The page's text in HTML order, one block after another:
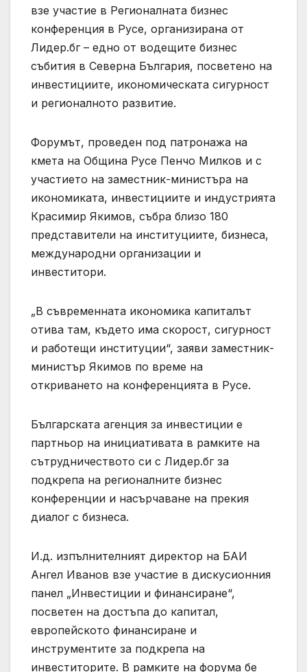
взе участие в Регионалната бизнес
конференция в Русе, организирана от
Лидер.бг – едно от водещите бизнес
събития в Северна България, посветено на
инвестициите, икономическата сигурност
и регионалното развитие.
Форумът, проведен под патронажа на
кмета на Община Русе Пенчо Милков и с
участието на заместник-министъра на
икономиката, инвестициите и индустрията
Красимир Якимов, събра близо 180
представители на институциите, бизнеса,
международни организации и
инвеститори.
„В съвременната икономика капиталът
отива там, където има скорост, сигурност
и работещи институции“, заяви заместник-
министър Якимов по време на
откриването на конференцията в Русе.
Българската агенция за инвестиции е
партньор на инициативата в рамките на
сътрудничеството си с Лидер.бг за
подкрепа на регионалните бизнес
конференции и насърчаване на прекия
диалог с бизнеса.
И.д. изпълнителният директор на БАИ
Ангел Иванов взе участие в дискусионния
панел „Инвестиции и финансиране“,
посветен на достъпа до капитал,
европейското финансиране и
инструментите за подкрепа на
инвеститорите. В рамките на форума бе